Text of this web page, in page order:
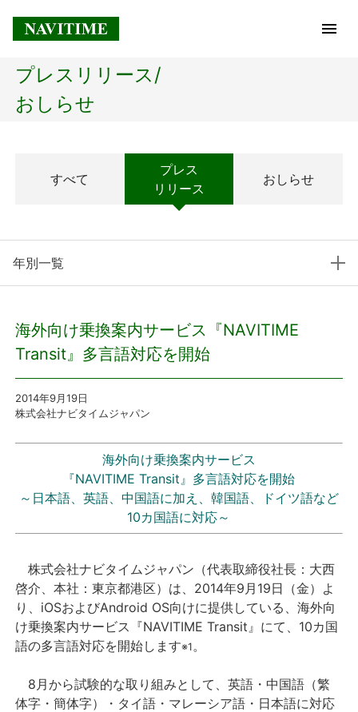
トップページ
経営理念
プレスリリース
プレスリリース
サービス
個人向けサービス
採用情報
English
プレスリリース/
おしらせ
すべて
プレス
リリース
おしらせ
年別一覧
海外向け乗換案内サービス『NAVITIME
Transit』多言語対応を開始
2014年9月19日
株式会社ナビタイムジャパン
海外向け乗換案内サービス
『NAVITIME Transit』多言語対応を開始
～日本語、英語、中国語に加え、韓国語、ドイツ語など
10カ国語に対応～
株式会社ナビタイムジャパン（代表取締役社長：大西
啓介、本社：東京都港区）は、2014年9月19日（金）よ
り、iOSおよびAndroid OS向けに提供している、海外向
け乗換案内サービス『NAVITIME Transit』にて、10カ国
語の多言語対応を開始します※1。
8月から試験的な取り組みとして、英語・中国語（繁
体字・簡体字）・タイ語・マレーシア語・日本語に対応